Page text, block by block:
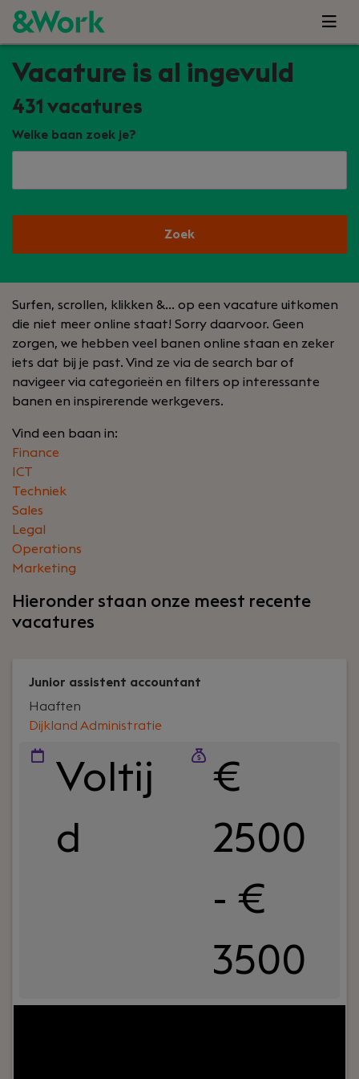
Vacature is al ingevuld
431 vacatures
Welke baan zoek je?
Zoek
Surfen, scrollen, klikken &… op een vacature uitkomen
die niet meer online staat! Sorry daarvoor. Geen
zorgen, we hebben veel banen online staan en zeker
iets dat bij je past. Vind ze via de search bar of
navigeer via categorieën en filters op interessante
banen en inspirerende werkgevers.
Vind een baan in:
Finance
ICT
Techniek
Sales
Legal
Operations
Marketing
Hieronder staan onze meest recente
vacatures
Junior assistent accountant
Dijkland Administratie
Haaften
Voltij
d
€
2500
- €
3500